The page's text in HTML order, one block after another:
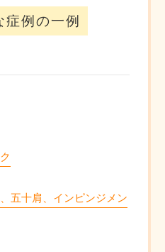
症例の一例
五十肩、インピンジメン